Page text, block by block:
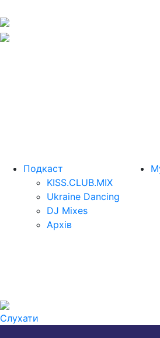
Подкаст
KISS.CLUB.MIX
Ukraine Dancing
DJ Mixes
Архів
Слухати